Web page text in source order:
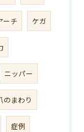
ーチ ケガ
ニッパー
のまわり
症例